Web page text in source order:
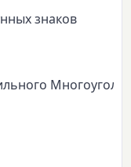
знаков